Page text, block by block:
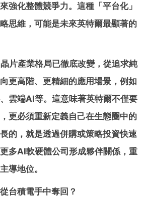
強化整體競爭力。這種「平台化」
思維，可能是未來英特爾最顯著的
片產業格局已徹底改變，從追求純
更高階、更精細的應用場景，例如
雲端AI等。這意味著英特爾不僅要
更必須重新定義自己在生態圈中的
的，就是透過併購或策略投資快速
多AI軟硬體公司形成夥伴關係，重
導地位。
台積電手中奪回？